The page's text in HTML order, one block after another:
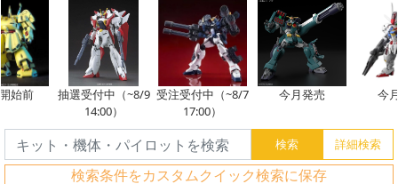
抽選受付中（~8/9
14:00）
受注受付中（~8/7
17:00）
今月発売 今月再
検索条件をカスタムクイック検索に保存